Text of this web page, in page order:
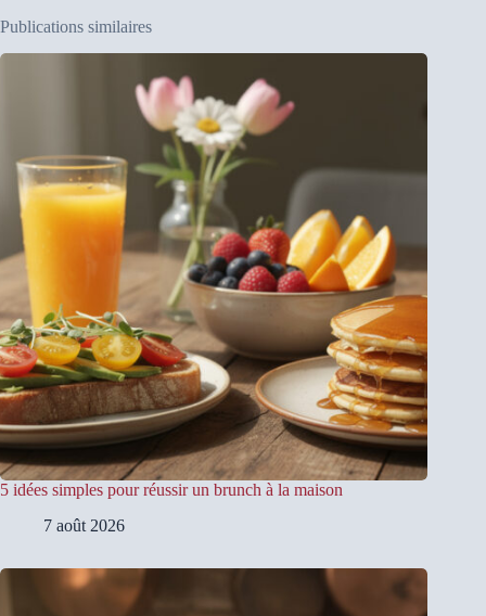
Publications similaires
5 idées simples pour réussir un brunch à la maison
7 août 2026